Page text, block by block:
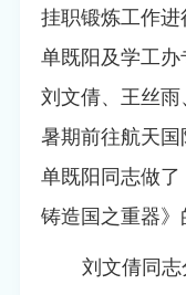
挂职锻炼工作
单既阳及学工办
刘文倩、王丝
暑期前往航天国
单既阳同志做
铸造国之重器》
刘文倩同